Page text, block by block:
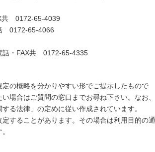
共 0172-65-4039
0172-65-4066
話・FAX共 0172-65-4335
の概略を分かりやすい形でご提示したもので
場合はご質問の窓口までお尋ね下さい。なお、
る法律」の定めに従い作成されています。
することがあります。その場合は利用目的の通